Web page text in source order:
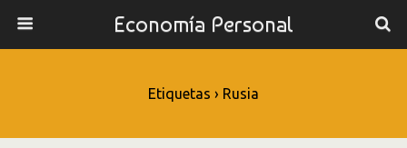
Economía Personal
Etiquetas › Rusia